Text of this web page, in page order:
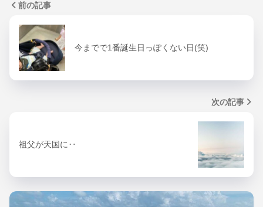
前の記事
今までで1番誕生日っぽくない日(笑)
次の記事
祖父が天国に‥